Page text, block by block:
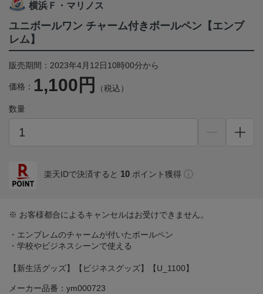
横浜Ｆ・マリノス
ユニボールワン チャーム付きボールペン【エンブ
レム】
販売期間：2023年4月12日10時00分から
価格： 1,100円 （税込）
数量
楽天IDで決済すると 10 ポイント獲得
※ お客様都合によるキャンセルはお受けできません。
・エンブレムのチャームが付いたボールペン
・学校やビジネスシーンで使える
【新生活グッズ】【ビジネスグッズ】【U_1100】
メーカー品番：ym000723